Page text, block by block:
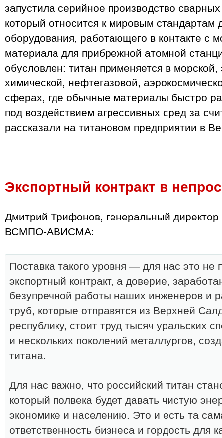
запустила серийное производство
который относится к мировым стандартам
оборудования, работающего в контакте с
материала для прибрежной атомной
обусловлен: титан применяется в морской,
химической, нефтегазовой,
сферах, где обычные материалы быстро
под воздействием агрессивных сред за
рассказали на титановом предприятии в
Экспортный контракт в
Дмитрий Трифонов, генеральный директор
ВСМПО‑АВИСМА:
Поставка такого уровня — для нас это не
экспортный контракт, а доверие,
безупречной работы наших инженеров и
труб, которые отправятся из Верхней
республику, стоит труд тысяч уральских
и нескольких поколений металлургов,
титана.
Для нас важно, что российский титан
который полвека будет давать чистую
экономике и населению. Это и есть та
ответственность бизнеса и гордость для